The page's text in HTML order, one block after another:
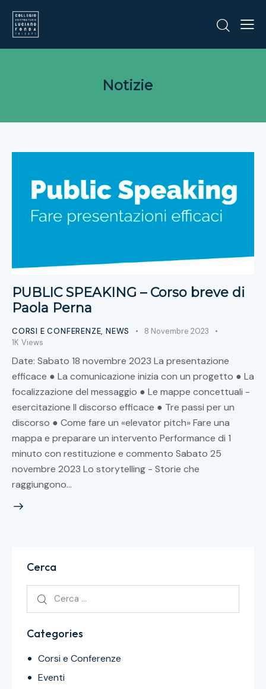
Notizie
PUBLIC SPEAKING – Corso breve di
Paola Perna
CORSI E CONFERENZE,NEWS
8 Novembre 2023
1K Views
Date: Sabato 18 novembre 2023 La presentazione
efficace ● La comunicazione inizia con un progetto ● La
focalizzazione del messaggio ● Le mappe concettuali -
esercitazione Il discorso efficace ● Tre passi per un
discorso ● Come fare un «elevator pitch» Fare una
mappa e preparare un intervento Performance di 1
minuto con restituzione e commento Sabato 25
novembre 2023 Lo storytelling - Storie che
raggiungono…
Cerca
Categories
Corsi e Conferenze
Eventi